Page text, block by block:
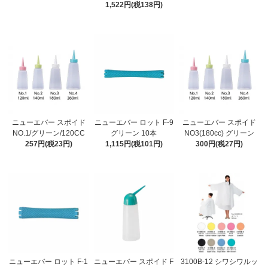
1,522円(税138円)
ニューエバー スポイド
NO.1/グリーン/120CC
257円(税23円)
ニューエバー ロット F-9
グリーン 10本
1,115円(税101円)
ニューエバー スポイド
NO3(180cc) グリーン
300円(税27円)
ニューエバー ロット F-1
ニューエバー スポイド F
3100B-12 シワシワルッ